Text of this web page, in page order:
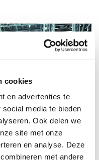
cookies
en advertenties te
media te bieden
Ook delen we
site met onze
en analyse. Deze
met andere